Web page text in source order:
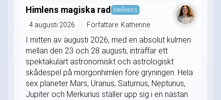
Himlens magiska rad Wellness
4 augusti 2026 Författare: Katherine
I mitten av augusti 2026, med en absolut kulmen
mellan den 23 och 28 augusti, inträffar ett
spektakulärt astronomiskt och astrologiskt
skådespel på morgonhimlen före gryningen. Hela
sex planeter Mars, Uranus, Saturnus, Neptunus,
Jupiter och Merkurius ställer upp sig i en nästan